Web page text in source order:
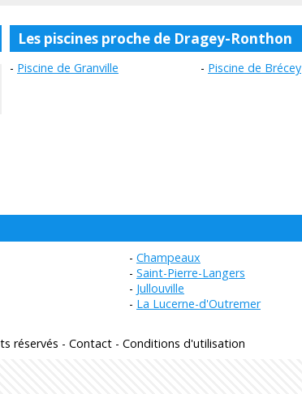
Les piscines proche de Dragey-Ronthon
Piscine de Granville Piscine de Brécey
Champeaux
Saint-Pierre-Langers
Jullouville
La Lucerne-d'Outremer
réservés - Contact - Conditions d'utilisation